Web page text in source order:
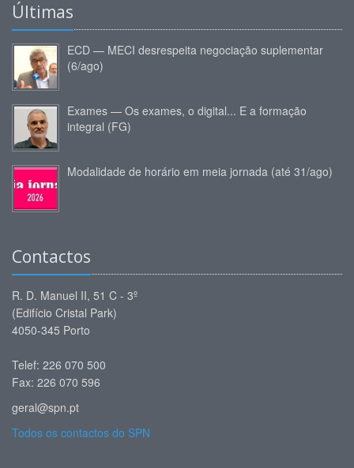
Últimas
ECD — MECI desrespeita negociação suplementar
(6/ago)
Exames — Os exames, o digital... E a formação
integral (FG)
Modalidade de horário em meia jornada (até 31/ago)
Contactos
R. D. Manuel II, 51 C - 3º
(Edifício Cristal Park)
4050-345 Porto
Telef: 226 070 500
Fax: 226 070 596
geral@spn.pt
Todos os contactos do SPN